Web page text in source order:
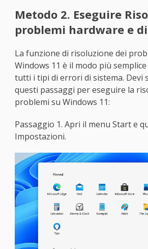
Metodo 2. Eseguire
problemi hardware e
La funzione di risoluzione dei
Windows 11 è il modo più
tutti i tipi di errori di sistema. Devi
questi passaggi per eseguire la
problemi su Windows 11:
Passaggio 1. Apri il menu Start e
Impostazioni.